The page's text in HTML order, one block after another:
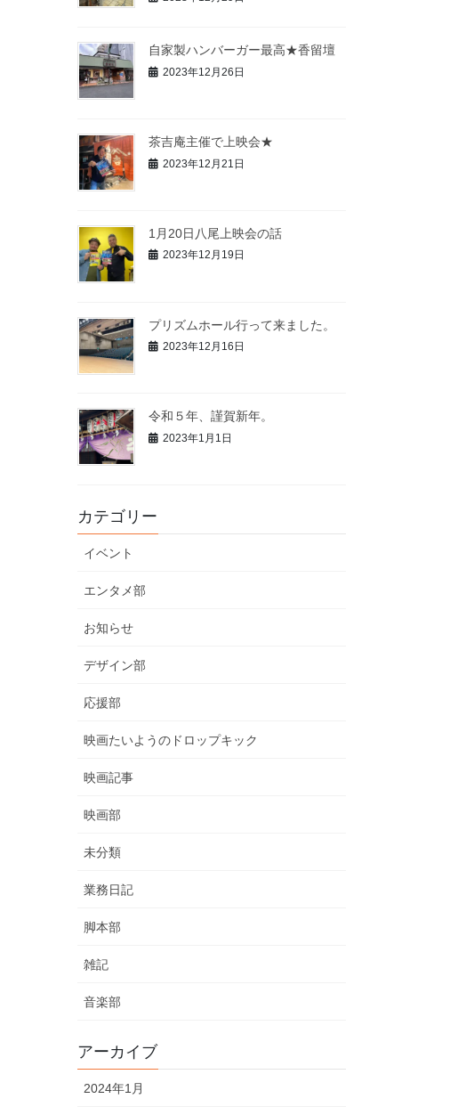
自家製ハンバーガー最高★香留壇
2023年12月26日
茶吉庵主催で上映会★
2023年12月21日
1月20日八尾上映会の話
2023年12月19日
プリズムホール行って来ました。
2023年12月16日
令和５年、謹賀新年。
2023年1月1日
カテゴリー
イベント
エンタメ部
お知らせ
デザイン部
応援部
映画たいようのドロップキック
映画記事
映画部
未分類
業務日記
脚本部
雑記
音楽部
アーカイブ
2024年1月